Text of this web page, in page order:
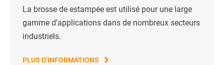
La brosse de estampée est utilisé pour une large
gamme d’applications dans de nombreux secteurs
industriels.
PLUS D’INFORMATIONS